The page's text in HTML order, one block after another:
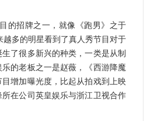
的招牌之一，就像《跑男》之于
多的明星看到了真人秀节目对于
了很多新兴的种类，一类是从制
的老板之一是赵薇，《西游降魔
增加曝光度，比起从拍戏到上映
在公司英皇娱乐与浙江卫视合作